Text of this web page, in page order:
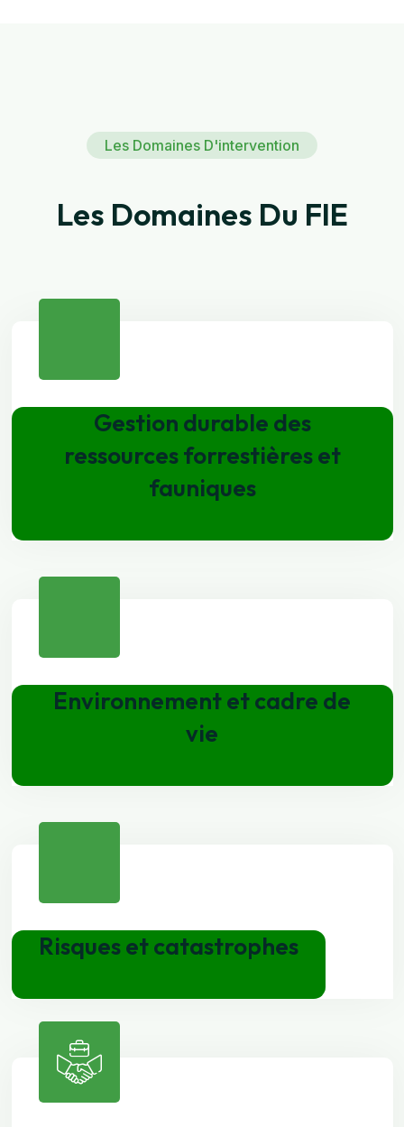
Les Domaines D'intervention
Les Domaines Du FIE
Gestion durable des
ressources forrestières et
fauniques
Environnement et cadre de
vie
Risques et catastrophes